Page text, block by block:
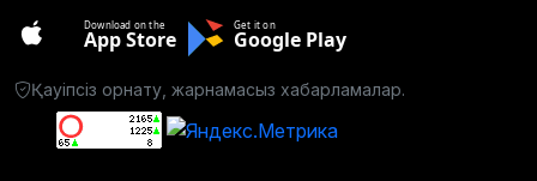
Download on the
App Store
Get it on
Google Play
Қауіпсіз орнату, жарнамасыз хабарламалар.